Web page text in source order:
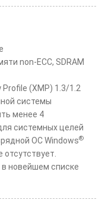
non-ECC, SDRAM
(XMP) 1.3/1.2
системы
менее 4
системных целей
ОС Windows®
новейшем списке